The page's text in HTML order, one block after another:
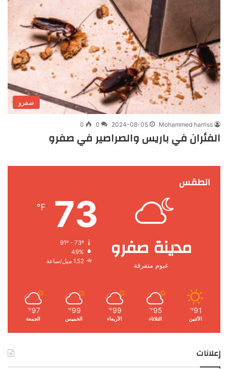
صفرو
Mohammed harriss
2024-08-05
0
0
الفئران في باريس والصراصير في صفرو
الطقس
مدينة صفرو
غيوم متفرقة
73
℉
91º - 73º
49%
1.52 ميل/ساعة
91
℉
الأثنين
95
℉
الثلاثاء
99
℉
الأربعاء
99
℉
الخميس
97
℉
الجمعة
إعلانات